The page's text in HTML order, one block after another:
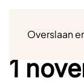
Overslaan
1